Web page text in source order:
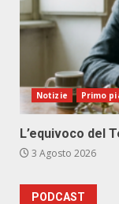
Notizie Primo
L’equivoco del
3 Agosto 2026
PODCAST